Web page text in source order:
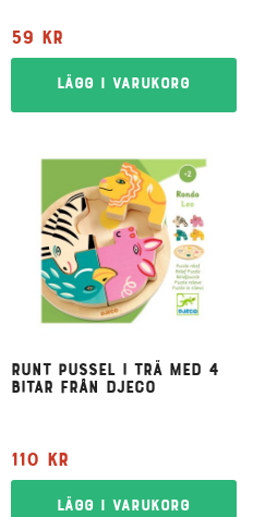
59 kr
Lägg i varukorg
Runt pussel i trä med 4
bitar från Djeco
110 kr
Lägg i varukorg